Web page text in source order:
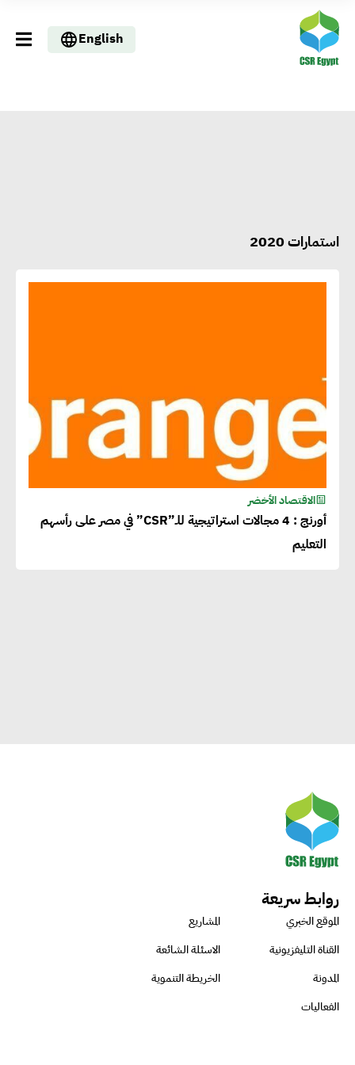
English
استمارات 2020
الاقتصاد الأخضر
أورنج : 4 مجالات استراتيجية للـ”CSR” في مصر على رأسهم
التعليم
روابط سريعة
الموقع الخبري
المشاريع
القناة التليفزيونية
الاسئلة الشائعة
المدونة
الخريطة التنموية
الفعاليات